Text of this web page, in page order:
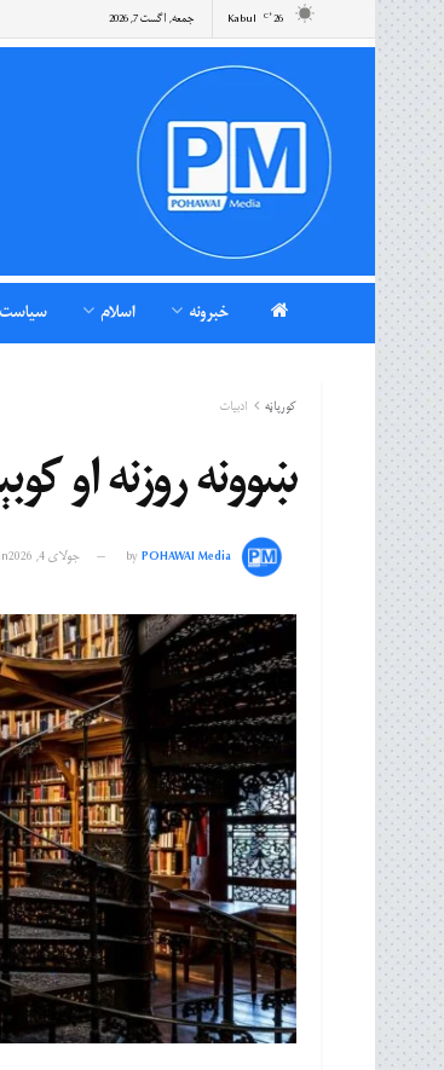
26
°C
Kabul جمعه, اگست 7, 2026
خبرونه اسلام سیاست
کورپاڼه ادبیات
ښوونه روزنه او
byPOHAWAI Media جولای 4, 2026 in